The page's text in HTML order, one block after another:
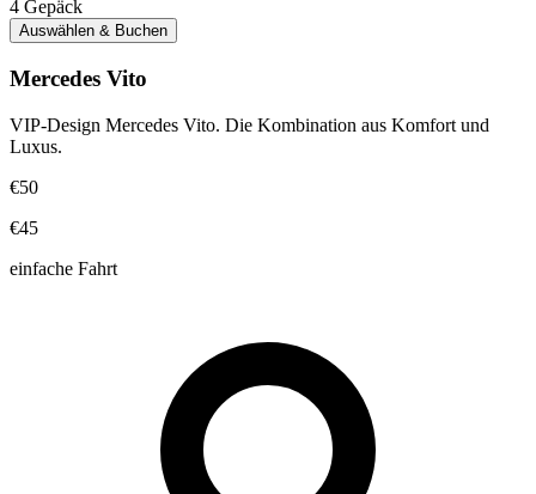
4 Gepäck
Auswählen & Buchen
Mercedes Vito
VIP-Design Mercedes Vito. Die Kombination aus Komfort und
Luxus.
€50
€45
einfache Fahrt